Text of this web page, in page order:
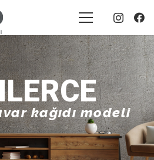
kağıdı modeli